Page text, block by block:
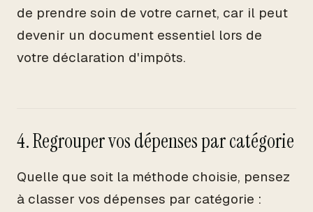
de prendre soin de votre carnet, car il peut
devenir un document essentiel lors de
votre déclaration d'impôts.
4. Regrouper vos dépenses par catégorie
Quelle que soit la méthode choisie, pensez
à classer vos dépenses par catégorie :